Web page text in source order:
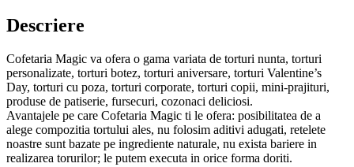
Descriere
Cofetaria Magic va ofera o gama variata de torturi nunta, torturi
personalizate, torturi botez, torturi aniversare, torturi Valentine’s
Day, torturi cu poza, torturi corporate, torturi copii, mini-prajituri,
produse de patiserie, fursecuri, cozonaci deliciosi.
Avantajele pe care Cofetaria Magic ti le ofera: posibilitatea de a
alege compozitia tortului ales, nu folosim aditivi adugati, retelete
noastre sunt bazate pe ingrediente naturale, nu exista bariere in
realizarea torurilor; le putem executa in orice forma doriti.